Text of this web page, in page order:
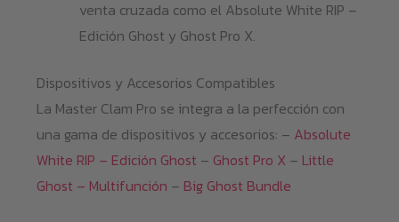
venta cruzada como el Absolute White RIP –
Edición Ghost y Ghost Pro X.
Dispositivos y Accesorios Compatibles
La Master Clam Pro se integra a la perfección con
una gama de dispositivos y accesorios: – Absolute
White RIP – Edición Ghost – Ghost Pro X – Little
Ghost – Multifunción – Big Ghost Bundle